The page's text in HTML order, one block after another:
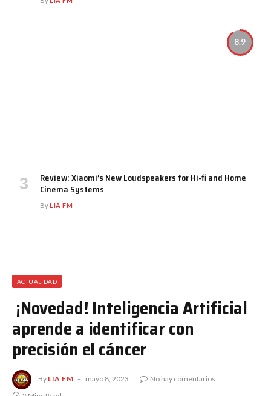
8.9
Review: Xiaomi’s New Loudspeakers for Hi-fi and Home
Cinema Systems
ByLIA FM
ACTUALIDAD
¡Novedad! Inteligencia Artificial
aprende a identificar con
precisión el cáncer
By LIA FM mayo 8, 2023
No hay comentarios